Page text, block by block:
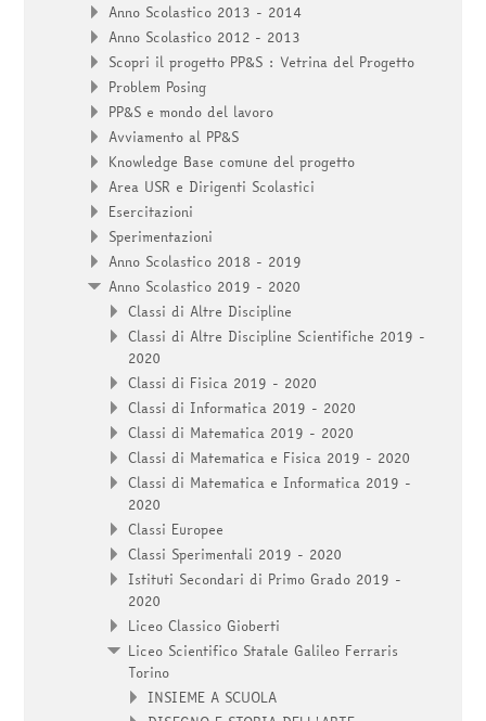
Anno Scolastico 2013 - 2014
Anno Scolastico 2012 - 2013
Scopri il progetto PP&S : Vetrina del Progetto
Problem Posing
PP&S e mondo del lavoro
Avviamento al PP&S
Knowledge Base comune del progetto
Area USR e Dirigenti Scolastici
Esercitazioni
Sperimentazioni
Anno Scolastico 2018 - 2019
Anno Scolastico 2019 - 2020
Classi di Altre Discipline
Classi di Altre Discipline Scientifiche 2019 -
2020
Classi di Fisica 2019 - 2020
Classi di Informatica 2019 - 2020
Classi di Matematica 2019 - 2020
Classi di Matematica e Fisica 2019 - 2020
Classi di Matematica e Informatica 2019 -
2020
Classi Europee
Classi Sperimentali 2019 - 2020
Istituti Secondari di Primo Grado 2019 -
2020
Liceo Classico Gioberti
Liceo Scientifico Statale Galileo Ferraris
Torino
INSIEME A SCUOLA